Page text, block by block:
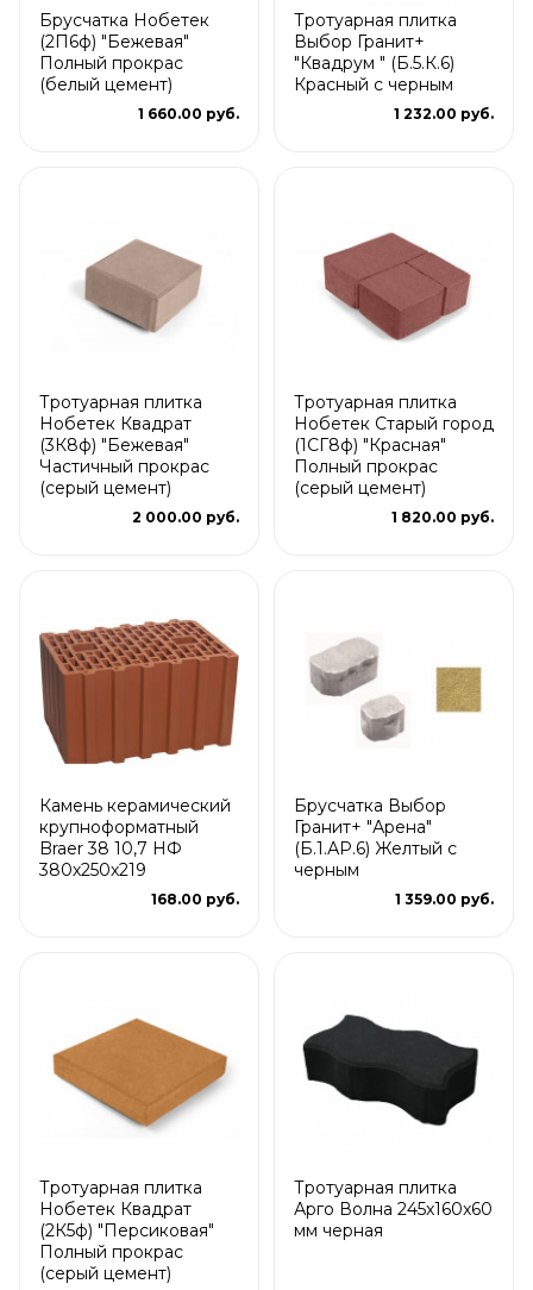
Брусчатка Нобетек
(2П6ф) "Бежевая"
Полный прокрас
(белый цемент)
1 660.00 руб.
Тротуарная плитка
Выбор Гранит+
"Квадрум " (Б.5.К.6)
Красный с черным
1 232.00 руб.
Тротуарная плитка
Нобетек Квадрат
(3К8ф) "Бежевая"
Частичный прокрас
(серый цемент)
2 000.00 руб.
Тротуарная плитка
Нобетек Старый город
(1СГ8ф) "Красная"
Полный прокрас
(серый цемент)
1 820.00 руб.
Камень керамический
крупноформатный
Braer 38 10,7 НФ
380х250х219
168.00 руб.
Брусчатка Выбор
Гранит+ "Арена"
(Б.1.АР.6) Желтый с
черным
1 359.00 руб.
Тротуарная плитка
Нобетек Квадрат
(2К5ф) "Персиковая"
Полный прокрас
(серый цемент)
Тротуарная плитка
Арго Волна 245x160x60
мм черная